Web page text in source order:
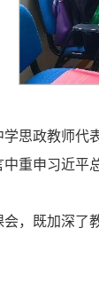
思政教师代
重申习近
，既加深